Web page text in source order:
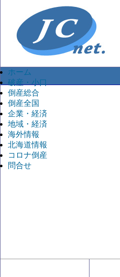
ホーム
破産・小口
倒産総合
倒産全国
企業・経済
地域・経済
海外情報
北海道情報
コロナ倒産
問合せ